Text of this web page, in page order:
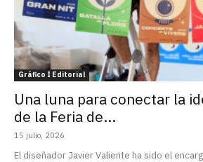
Gráfico I Editorial
Una luna para conectar la
de la Feria de...
15 julio, 2026
El diseñador Javier Valiente ha sido el